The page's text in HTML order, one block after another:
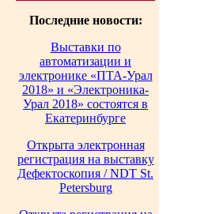
Последние новости:
Выставки по
автоматизации и
электронике «ПТА-Урал
2018» и «Электроника-
Урал 2018» состоятся в
Екатеринбурге
Открыта электронная
регистрация на выставку
Дефектоскопия / NDT St.
Petersburg